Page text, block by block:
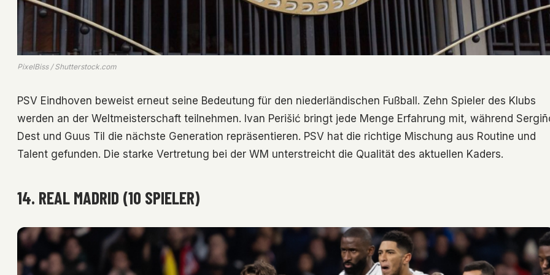
PixelBiss / Shutterstock.com
PSV Eindhoven beweist erneut seine Bedeutung für den niederländischen Fußball. Zehn Spieler des Klubs
werden an der Weltmeisterschaft teilnehmen. Ivan Perišić bringt jede Menge Erfahrung mit, während
Dest und Guus Til die nächste Generation repräsentieren. PSV hat die richtige Mischung aus Routine und
Talent gefunden. Die starke Vertretung bei der WM unterstreicht die Qualität des aktuellen Kaders.
14. REAL MADRID (10 SPIELER)